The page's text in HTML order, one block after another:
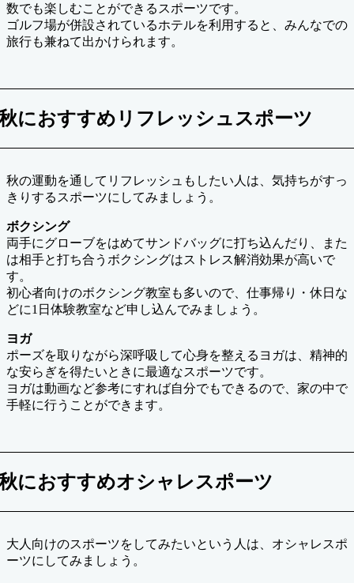
数でも楽しむことができるスポーツです。
ゴルフ場が併設されているホテルを利用すると、みんなでの
旅行も兼ねて出かけられます。
におすすめリフレッシュスポーツ
秋の運動を通してリフレッシュもしたい人は、気持ちがすっ
きりするスポーツにしてみましょう。
ボクシング
両手にグローブをはめてサンドバッグに打ち込んだり、また
は相手と打ち合うボクシングはストレス解消効果が高いで
す。
初心者向けのボクシング教室も多いので、仕事帰り・休日な
どに1日体験教室など申し込んでみましょう。
ヨガ
ポーズを取りながら深呼吸して心身を整えるヨガは、精神的
な安らぎを得たいときに最適なスポーツです。
ヨガは動画など参考にすれば自分でもできるので、家の中で
手軽に行うことができます。
におすすめオシャレスポーツ
大人向けのスポーツをしてみたいという人は、オシャレスポ
ーツにしてみましょう。